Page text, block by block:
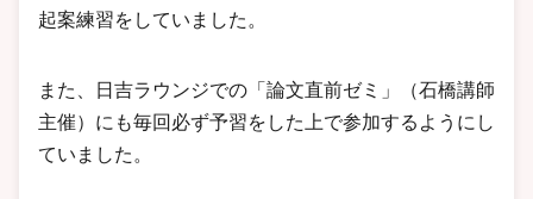
起案練習をしていました。
また、日吉ラウンジでの「論文直前ゼミ」（石橋講師
主催）にも毎回必ず予習をした上で参加するようにし
ていました。